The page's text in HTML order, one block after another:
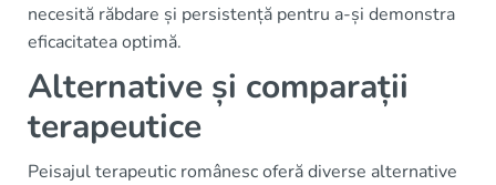
necesită răbdare și persistență pentru a-și demonstra
eficacitatea optimă.
Alternative și comparații
terapeutice
Peisajul terapeutic românesc oferă diverse alternative